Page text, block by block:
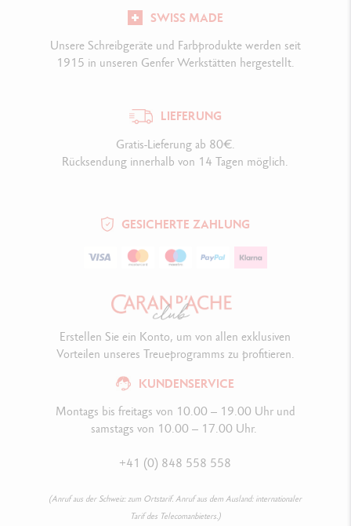
SWISS MADE
Unsere Schreibgeräte und Farbprodukte werden seit
1915 in unseren Genfer Werkstätten hergestellt.
LIEFERUNG
Gratis-Lieferung ab 80€.
Rücksendung innerhalb von 14 Tagen möglich.
GESICHERTE ZAHLUNG
KUNDENSERVICE
Montags bis freitags von 10.00 – 19.00 Uhr und
samstags von 10.00 – 17.00 Uhr.
+41 (0) 848 558 558
(Anruf aus der Schweiz: zum Ortstarif. Anruf aus dem Ausland: internationaler
Tarif des Telecomanbieters.)
Erstellen Sie ein Konto, um von allen exklusiven
Vorteilen unseres Treueprogramms zu profitieren.